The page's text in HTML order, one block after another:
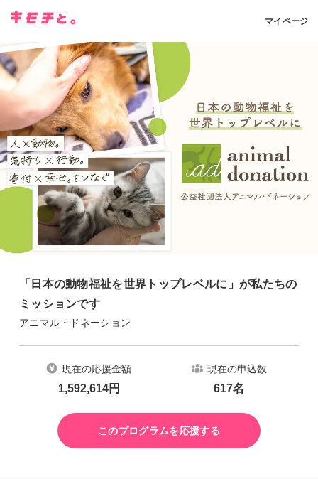
マイページ
「日本の動物福祉を世界トップレベルに」が私たちの
ミッションです
アニマル・ドネーション
現在の応援金額
1,592,614円
現在の申込数
617名
このプログラムを応援する